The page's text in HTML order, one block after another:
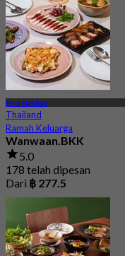
Phra Nakhon
Thailand
Ramah Keluarga
Wanwaan.BKK
5.0
178 telah dipesan
Dari ฿ 277.5